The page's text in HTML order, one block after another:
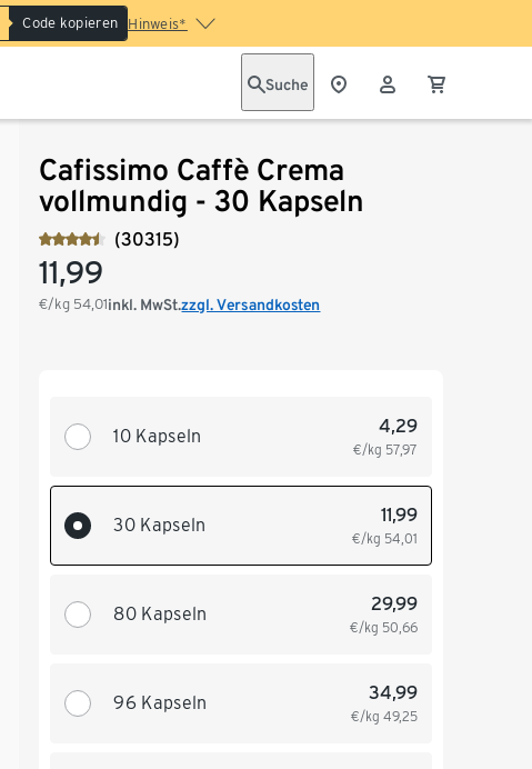
Code kopieren Hinweis*
Suche
Cafissimo Caffè Crema
vollmundig - 30 Kapseln
(30315)
11,99
€/kg 54,01inkl. MwSt.zzgl. Versandkosten
10 Kapseln 4,29
€/kg 57,97
30 Kapseln 11,99
€/kg 54,01
80 Kapseln 29,99
€/kg 50,66
96 Kapseln 34,99
€/kg 49,25